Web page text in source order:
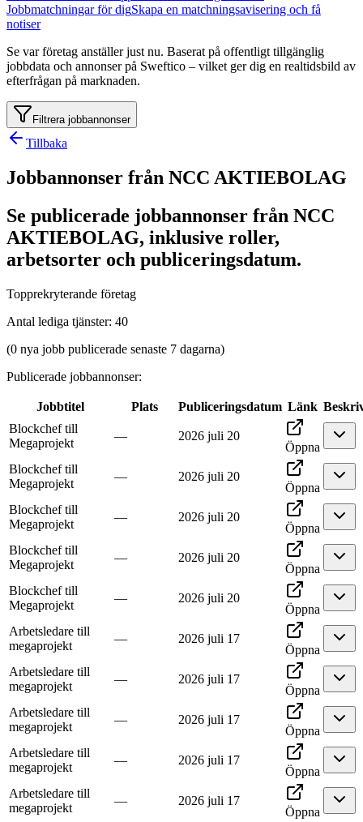
Jobbmatchningar för digSkapa en matchningsavisering och få
notiser
Se var företag anställer just nu. Baserat på offentligt tillgänglig
jobbdata och annonser på Sweftico – vilket ger dig en realtidsbild av
efterfrågan på marknaden.
Filtrera jobbannonser
Tillbaka
Jobbannonser från NCC AKTIEBOLAG
Se publicerade jobbannonser från NCC
AKTIEBOLAG, inklusive roller,
arbetsorter och publiceringsdatum.
Topprekryterande företag
Antal lediga tjänster: 40
(0 nya jobb publicerade senaste 7 dagarna)
Publicerade jobbannonser:
Jobbtitel Plats Publiceringsdatum Länk
Blockchef till
Megaprojekt
—
2026 juli 20
Öppna
Blockchef till
Megaprojekt
—
2026 juli 20
Öppna
Blockchef till
Megaprojekt
—
2026 juli 20
Öppna
Blockchef till
Megaprojekt
—
2026 juli 20
Öppna
Blockchef till
Megaprojekt
—
2026 juli 20
Öppna
Arbetsledare till
megaprojekt
—
2026 juli 17
Öppna
Arbetsledare till
megaprojekt
—
2026 juli 17
Öppna
Arbetsledare till
megaprojekt
—
2026 juli 17
Öppna
Arbetsledare till
megaprojekt
—
2026 juli 17
Öppna
Arbetsledare till
megaprojekt
—
2026 juli 17
Öppna